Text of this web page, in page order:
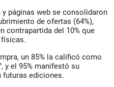
páginas web se consolidaron
de ofertas (64%),
contrapartida del 10% que
físicas.
un 85% la calificó como
y el 95% manifestó su
futuras ediciones.